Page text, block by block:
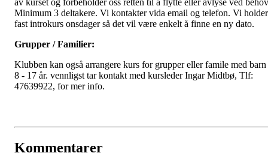
av kurset og forbeholder oss retten til å flytte eller avlyse ved
Minimum 3 deltakere. Vi kontakter vida email og telefon. Vi holder
fast introkurs onsdager så det vil være enkelt å finne en ny dato.
Grupper / Familier:
Klubben kan også arrangere kurs for grupper eller famile med barn
8 - 17 år. vennligst tar kontakt med kursleder Ingar Midtbø, Tlf:
47639922, for mer info.
Kommentarer